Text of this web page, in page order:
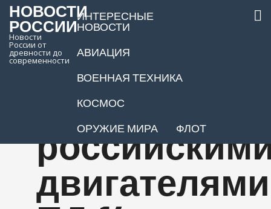
НОВОСТИ
РОССИИ
Новости
России от
древности до
современности
ИНТЕРЕСНЫЕ
НОВОСТИ
АВИАЦИЯ
ВОЕННАЯ ТЕХНИКА
КОСМОС
ОРУЖИЕ МИРА
ФЛОТ
Самолет
МС-21-310 с
двигателями